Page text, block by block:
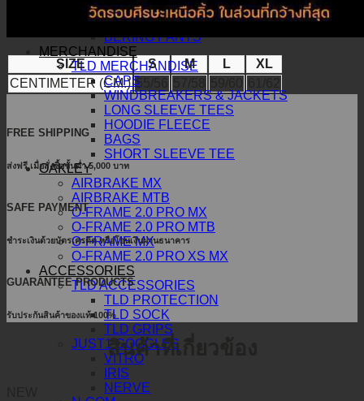
BERING GLOVES
BERING JACKETS
BERING PANTS
MERCHANDISE
TLD MERCHANDISE
CAPS
WINDBREAKERS & JACKETS
LONG SLEEVE TEES
HOODIE FLEECE
BAGS
SHORT SLEEVE TEE
OAKLEY
AIRBRAKE MX
AIRBRAKE MTB
O-FRAME 2.0 PRO MX
O-FRAME 2.0 PRO MTB
O-FRAME MX
O-FRAME 2.0 PRO XS MX
ACCESSORIES
TLD ACCESSORIES
TLD PROTECTION
TLD SOCK
TLD GRIPS
JUST1 GOGGLES
VITRO
IRIS
NERVE
SIZE S M L
XL
CENTIMETER (CM.) 55/56
FREE SHIPPING
ส่งฟรี เมื่อสั่งซื้อขั้นต่ำ 5,000 บาท
SAFE PAYMENT
ชำระเงินด้วยบัตรเครดิต หรือโอนเงินผ่านธนาคาร
GUARANTEE PRODUCTS
รับประกันสินค้าของแท้ 100%
สินค้าที่เกี่ยวข้อง